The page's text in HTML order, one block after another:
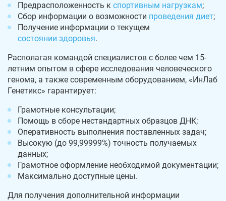
Предрасположенность к спортивным нагрузкам;
Сбор информации о возможности проведения диет;
Получение информации о текущем
состоянии здоровья.
Располагая командой специалистов с более чем 15-
летним опытом в сфере исследования человеческого
генома, а также современным оборудованием, «ИнЛаб
Генетикс» гарантирует:
Грамотные консультации;
Помощь в сборе нестандартных образцов ДНК;
Оперативность выполнения поставленных задач;
Высокую (до 99,99999%) точность получаемых
данных;
Грамотное оформление необходимой документации;
Максимально доступные цены.
Для получения дополнительной информации